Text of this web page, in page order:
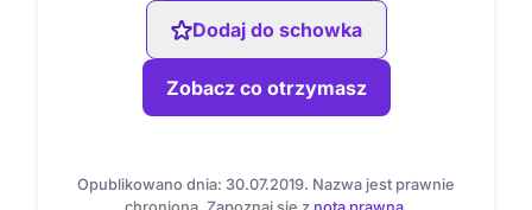
Dodaj do schowka
Zobacz co otrzymasz
Opublikowano dnia: 30.07.2019. Nazwa jest prawnie